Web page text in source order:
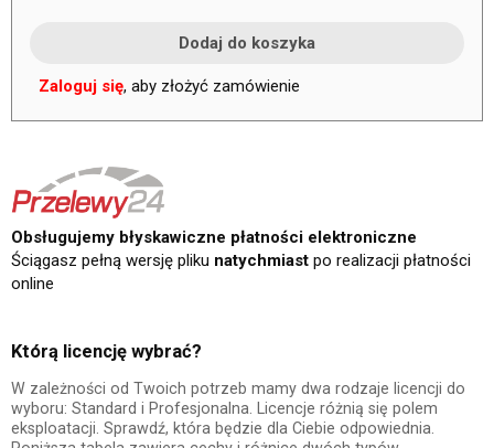
Zaloguj się, aby złożyć zamówienie
Obsługujemy błyskawiczne płatności elektroniczne
Ściągasz pełną wersję pliku natychmiast po realizacji płatności
online
Którą licencję wybrać?
W zależności od Twoich potrzeb mamy dwa rodzaje licencji do
wyboru: Standard i Profesjonalna. Licencje różnią się polem
eksploatacji. Sprawdź, która będzie dla Ciebie odpowiednia.